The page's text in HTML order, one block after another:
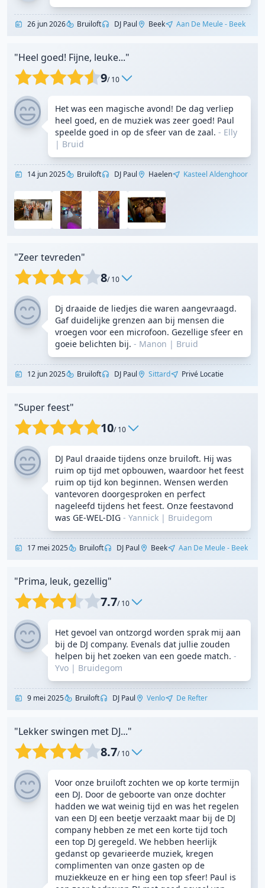
26 jun 2026 Bruiloft DJ Paul Beek Aan De Meule - Beek
"Heel goed! Fijne, leuke..."
9/ 10
Het was een magische avond! De dag verliep
heel goed, en de muziek was zeer goed! Paul
speelde goed in op de sfeer van de zaal. - Elly
| Bruid
14 jun 2025 Bruiloft DJ Paul Haelen Kasteel Aldenghoor
"Zeer tevreden"
8/ 10
Dj draaide de liedjes die waren aangevraagd.
Gaf duidelijke grenzen aan bij mensen die
vroegen voor een microfoon. Gezellige sfeer en
goeie belichten bij. - Manon | Bruid
12 jun 2025 Bruiloft DJ Paul Sittard Privé Locatie
"Super feest"
10/ 10
DJ Paul draaide tijdens onze bruiloft. Hij was
ruim op tijd met opbouwen, waardoor het feest
ruim op tijd kon beginnen. Wensen werden
vantevoren doorgesproken en perfect
nageleefd tijdens het feest. Onze feestavond
was GE-WEL-DIG - Yannick | Bruidegom
17 mei 2025 Bruiloft DJ Paul Beek Aan De Meule - Beek
"Prima, leuk, gezellig"
7.7/ 10
Het gevoel van ontzorgd worden sprak mij aan
bij de DJ company. Evenals dat jullie zouden
helpen bij het zoeken van een goede match. -
Yvo | Bruidegom
9 mei 2025 Bruiloft DJ Paul Venlo De Refter
"Lekker swingen met DJ..."
8.7/ 10
Voor onze bruiloft zochten we op korte termijn
een DJ. Door de geboorte van onze dochter
hadden we wat weinig tijd en was het regelen
van een DJ een beetje verzaakt maar bij de DJ
company hebben ze met een korte tijd toch
een top DJ geregeld. We hebben heerlijk
gedanst op gevarieerde muziek, kregen
complimenten van onze gasten op de
muziekkeuze en er hing een top sfeer! Paul is